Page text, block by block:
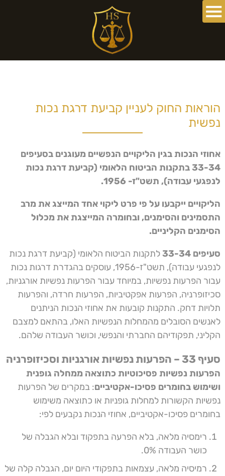
הוראות החוק לעניין קביעת דרגת נכות
נפשית
אחוזי הנכות בגין הליקויים הנפשיים מעוגנים בסעיפים
33-34 בתקנות הביטוח הלאומי (קביעת דרגת נכות
לנפגעי עבודה), תשט"ז- 1956.
הליקויים ייקבעו על פי פרט ליקוי אחד המייצג את מרב
התסמינים והסימנים, ובחומרה המייצגת את מכלול
הסימנים הקליניים.
סעיפים 33-34
לתקנות הביטוח הלאומי (קביעת דרגת נכות
לנפגעי עבודה), תשט"ז-1956, עוסקים בהגדרת דרגות נכות
עבור הפרעות נפשיות, במיוחד עבור הפרעות נפשיות אורגניות,
סכיזופרניה, הפרעות אפקטיביות, הפרעות חרדה, והפרעות
תלויות דחק. התקנות קובעות את אחוזי הנכות הניתנים
לאנשים הסובלים מהמחלות הנפשיות האלו, בהתאם למצבם
הקליני, תפקודיהם החברתי והנפשי, וכושר העבודה שלהם.
סעיף 33 – הפרעות נפשיות אורגניות וסכיזופרניה
הפרעות נפשיות פסיכוטיות כתוצאה ממחלה גופנית
ושימוש בחומרים פסיכו-אקטיביים: במקרים של הפרעות
נפשיות הקשורות למחלות גופניות או כתוצאה משימוש
בחומרים פסיכו-אקטיביים, אחוזי הנכות נקבעים לפי:
רימסיה מלאה, בלא הפרעה בתפקוד ובלא הגבלה של
כושר העבודה 0%.
רמיסיה מלאה, עצמאות בתפקודי היום יום, הגבלה קלה של